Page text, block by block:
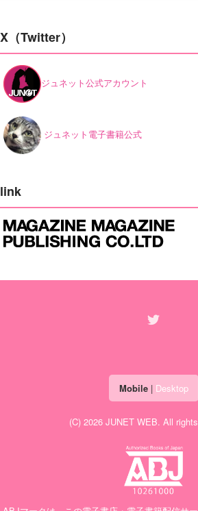
X（Twitter）
ジュネット公式アカウント
ジュネット電子書籍公式
link
Mobile| Desktop
(C) 2026 JUNET WEB. All